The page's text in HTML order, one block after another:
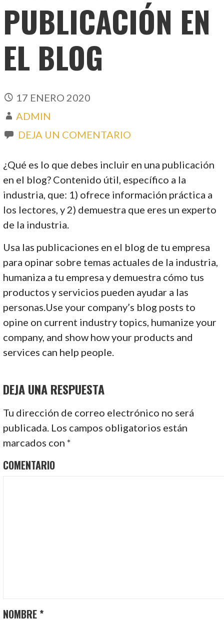
PUBLICACIÓN EN
EL BLOG
17 ENERO 2020
ADMIN
DEJA UN COMENTARIO
¿Qué es lo que debes incluir en una publicación
en el blog? Contenido útil, específico a la
industria, que: 1) ofrece información práctica a
los lectores, y 2) demuestra que eres un experto
de la industria.
Usa las publicaciones en el blog de tu empresa
para opinar sobre temas actuales de la industria,
humaniza a tu empresa y demuestra cómo tus
productos y servicios pueden ayudar a las
personas.Use your company’s blog posts to
opine on current industry topics, humanize your
company, and show how your products and
services can help people.
DEJA UNA RESPUESTA
Tu dirección de correo electrónico no será
publicada. Los campos obligatorios están
marcados con*
COMENTARIO
NOMBRE *